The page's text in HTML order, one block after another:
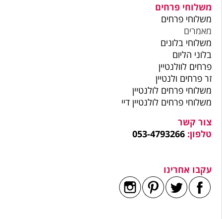
משלוחי פרחים
משלוחי פרחים
מאמרים
משלוחי בלונים
בלוני הליום
פרחים לוולנטיין
זר פרחים ולנטיין
משלוחי פרחים לולנטיין
משלוחי פרחים לולנטיין דיי
צור קשר
טלפון: 053-4793266
עקבו אחרינו